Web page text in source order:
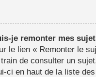
je remonter mes
le lien « Remonter le
de consulter un
ci en haut de la liste